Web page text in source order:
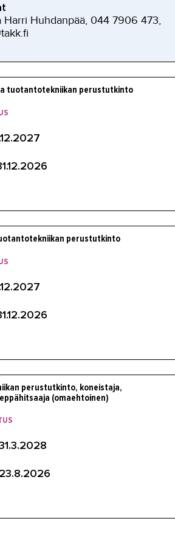
Harri Huhdanpää, 044 7906 473,
tuotantotekniikan perustutkinto
perustutkinto
perustutkinto, koneistaja,
(omaehtoinen)